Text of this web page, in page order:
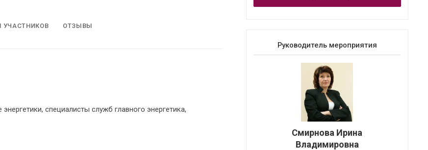
УЧАСТНИКОВ ОТЗЫВЫ
специалисты служб главного энергетика,
Руководитель мероприятия
Смирнова Ирина
Владимировна